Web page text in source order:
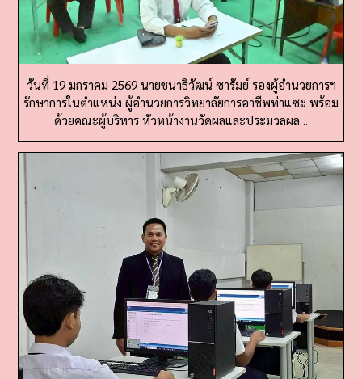
วันที่ 19 มกราคม 2569 นายชนาธิวัฒน์ ซารัมย์ รองผู้อำนวยการฯ
รักษาการในตำแหน่ง ผู้อำนวยการวิทยาลัยการอาชีพท่าแซะ พร้อม
ด้วยคณะผู้บริหาร หัวหน้างานวัดผลและประมวลผล ..